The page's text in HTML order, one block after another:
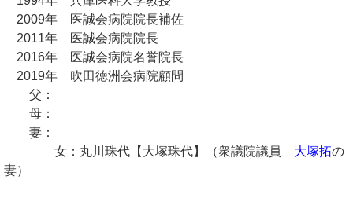
2009年 医誠会病院院長補佐
2011年 医誠会病院院長
2016年 医誠会病院名誉院長
2019年 吹田徳洲会病院顧問
父：
母：
妻：
女：丸川珠代【大塚珠代】（衆議院議員 大塚拓の
妻）